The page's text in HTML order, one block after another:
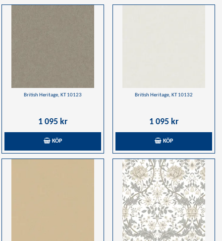
British Heritage, KT 10123
1 095 kr
KÖP
British Heritage, KT 10132
1 095 kr
KÖP